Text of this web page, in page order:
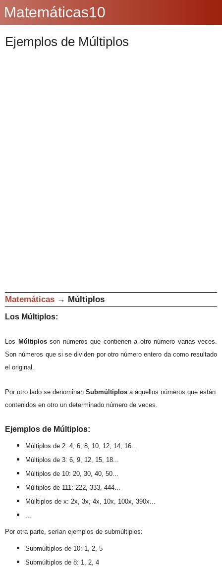
Matemáticas10
Ejemplos de Múltiplos
Matemáticas → Múltiplos
Los Múltiplos:
Los Múltiplos son números que contienen a otro número varias veces.
Son números que si se dividen por otro número entero da como resultado
el original.
Por otro lado se denominan Submúltiplos a aquellos números que están
contenidos en otro un determinado número de veces.
Ejemplos de Múltiplos:
Múltiplos de 2: 4, 6, 8, 10, 12, 14, 16...
Múltiplos de 3: 6, 9, 12, 15, 18...
Múltiplos de 10: 20, 30, 40, 50...
Múltiplos de 111: 222, 333, 444...
Múlltiplos de x: 2x, 3x, 4x, 10x, 100x, 390x...
...
Por otra parte, serían ejemplos de submúltiplos:
Submúltiplos de 10: 1, 2, 5
Submúltiplos de 8: 1, 2, 4